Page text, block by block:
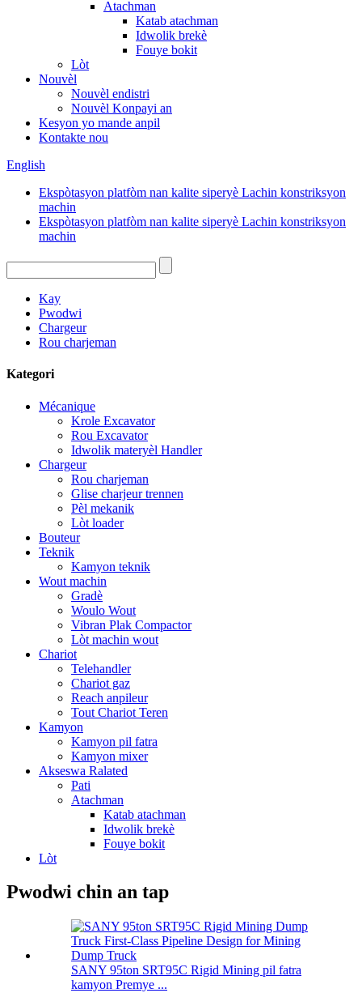
Atachman
Katab atachman
Idwolik brekè
Fouye bokit
Lòt
Nouvèl
Nouvèl endistri
Nouvèl Konpayi an
Kesyon yo mande anpil
Kontakte nou
English
Ekspòtasyon platfòm nan kalite siperyè Lachin konstriksyon
machin
Ekspòtasyon platfòm nan kalite siperyè Lachin konstriksyon
machin
Kay
Pwodwi
Chargeur
Rou charjeman
Kategori
Mécanique
Krole Excavator
Rou Excavator
Idwolik materyèl Handler
Chargeur
Rou charjeman
Glise charjeur trennen
Pèl mekanik
Lòt loader
Bouteur
Teknik
Kamyon teknik
Wout machin
Gradè
Woulo Wout
Vibran Plak Compactor
Lòt machin wout
Chariot
Telehandler
Chariot gaz
Reach anpileur
Tout Chariot Teren
Kamyon
Kamyon pil fatra
Kamyon mixer
Akseswa Ralated
Pati
Atachman
Katab atachman
Idwolik brekè
Fouye bokit
Lòt
Pwodwi chin an tap
SANY 95ton SRT95C Rigid Mining pil fatra
kamyon Premye ...